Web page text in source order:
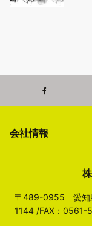
会社情報
〒489-0955 愛知
1144 /FAX：0561-